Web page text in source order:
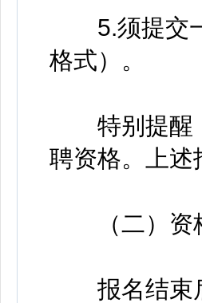
5.须提交一
格式）。
特别提醒：
聘资格。上述
（二）资
报名结束后